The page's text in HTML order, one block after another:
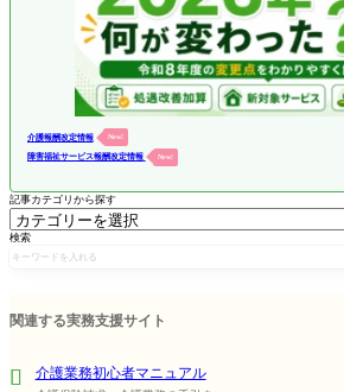
介護報酬改定情報 New!
障害福祉サービス報酬改定情報 New!
記事カテゴリから探す
検索
関連する実務支援サイト
介護業務初心者マニュアル